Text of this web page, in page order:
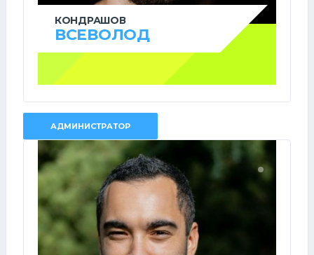
КОНДРАШОВ
ВСЕВОЛОД
АДМИНИСТРАТОР